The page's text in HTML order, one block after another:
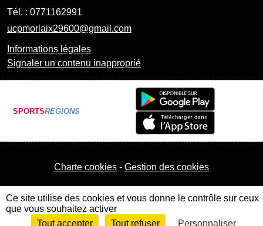
Tél. : 0771162991
ucpmorlaix29600@gmail.com
Informations légales
Signaler un contenu inapproprié
SPORTSREGIONS
Charte cookies Gestion des cookies
Envie de participer ?
Ce site utilise des cookies et vous donne le contrôle sur ceux
que vous souhaitez activer
Tout accepter
Tout refuser Personnaliser